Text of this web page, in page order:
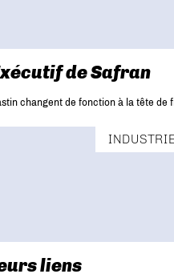
de Safran
changent de fonction à la tête de
liens